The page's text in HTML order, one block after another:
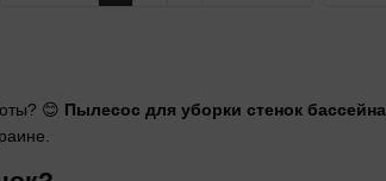
😊 Пылесос для уборки стенок бассейна